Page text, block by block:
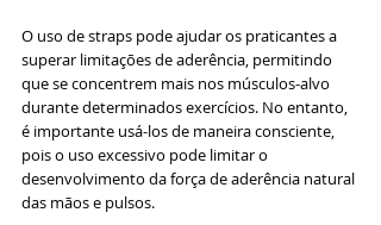
O uso de straps pode ajudar os praticantes a
superar limitações de aderência, permitindo
que se concentrem mais nos músculos-alvo
durante determinados exercícios. No entanto,
é importante usá-los de maneira consciente,
pois o uso excessivo pode limitar o
desenvolvimento da força de aderência natural
das mãos e pulsos.